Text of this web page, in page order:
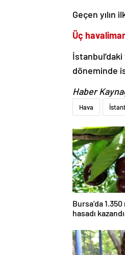
Geçen yılın
Üç
döneminde
Haber
Hava
Bursa’da
hasadı